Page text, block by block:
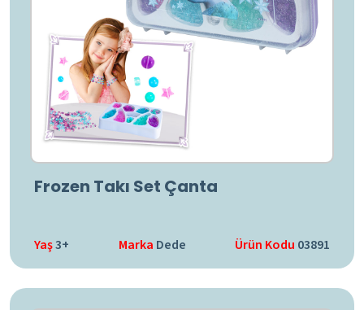
Frozen Takı Set Çanta
Yaş3+ Marka Dede Ürün Kodu 03891